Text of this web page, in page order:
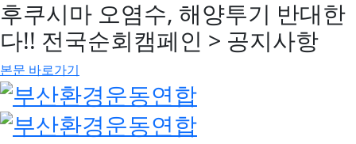
후쿠시마 오염수, 해양투기 반대한
다!! 전국순회캠페인 > 공지사항
본문 바로가기